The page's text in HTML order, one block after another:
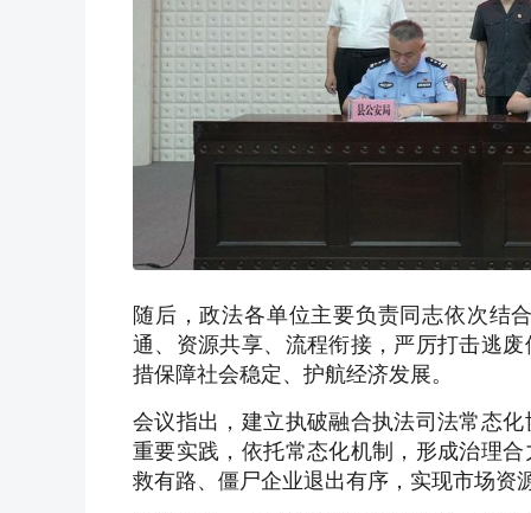
随后，政法各单位主要负责同志依次结
通、资源共享、流程衔接，严厉打击逃
措保障社会稳定、护航经济发展。
会议指出，建立执破融合执法司法常态
重要实践，依托常态化机制，形成治理
救有路、僵尸企业退出有序，实现市场资